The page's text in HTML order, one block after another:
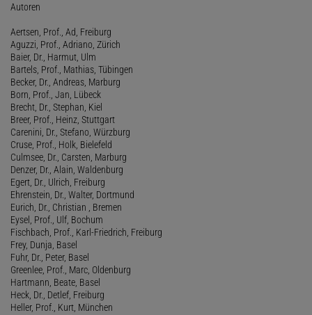
Autoren
Aertsen, Prof., Ad, Freiburg
Aguzzi, Prof., Adriano, Zürich
Baier, Dr., Harmut, Ulm
Bartels, Prof., Mathias, Tübingen
Becker, Dr., Andreas, Marburg
Born, Prof., Jan, Lübeck
Brecht, Dr., Stephan, Kiel
Breer, Prof., Heinz, Stuttgart
Carenini, Dr., Stefano, Würzburg
Cruse, Prof., Holk, Bielefeld
Culmsee, Dr., Carsten, Marburg
Denzer, Dr., Alain, Waldenburg
Egert, Dr., Ulrich, Freiburg
Ehrenstein, Dr., Walter, Dortmund
Eurich, Dr., Christian , Bremen
Eysel, Prof., Ulf, Bochum
Fischbach, Prof., Karl-Friedrich, Freiburg
Frey, Dunja, Basel
Fuhr, Dr., Peter, Basel
Greenlee, Prof., Marc, Oldenburg
Hartmann, Beate, Basel
Heck, Dr., Detlef, Freiburg
Heller, Prof., Kurt, München